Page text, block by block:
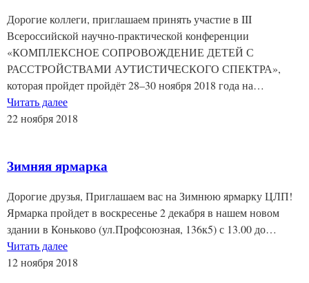
Дорогие коллеги, приглашаем принять участие в III
Всероссийской научно-практической конференции
«КОМПЛЕКСНОЕ СОПРОВОЖДЕНИЕ ДЕТЕЙ С
РАССТРОЙСТВАМИ АУТИСТИЧЕСКОГО СПЕКТРА»,
которая пройдет пройдёт 28–30 ноября 2018 года на…
Читать далее
22 ноября 2018
Зимняя ярмарка
Дорогие друзья, Приглашаем вас на Зимнюю ярмарку ЦЛП!
Ярмарка пройдет в воскресенье 2 декабря в нашем новом
здании в Коньково (ул.Профсоюзная, 136к5) с 13.00 до…
Читать далее
12 ноября 2018